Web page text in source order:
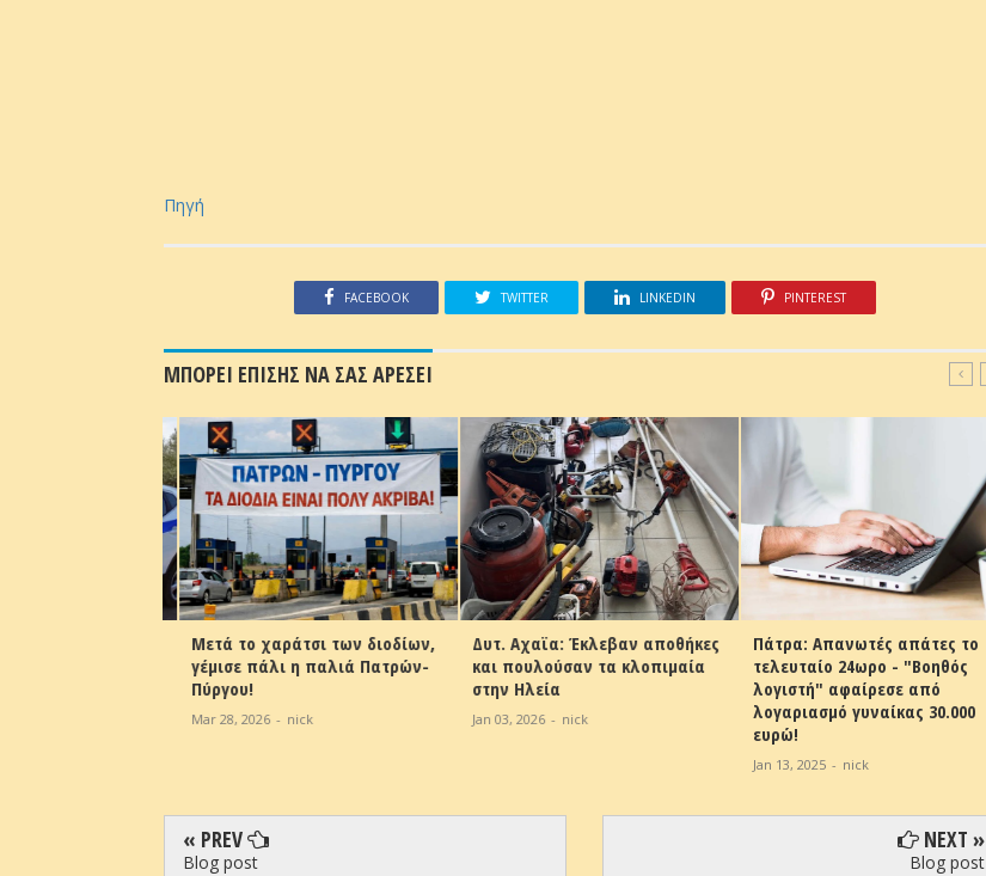
Πηγή
FACEBOOK TWITTER LINKEDIN PINTEREST
ΜΠΟΡΕΙ ΕΠΙΣΗΣ ΝΑ ΣΑΣ ΑΡΕΣΕΙ
Μετά το χαράτσι των διοδίων,
γέμισε πάλι η παλιά Πατρών-
Πύργου!
Mar 28, 2026 - nick
Δυτ. Αχαϊα: Έκλεβαν αποθήκες
και πουλούσαν τα κλοπιμαία
στην Ηλεία
Jan 03, 2026 - nick
Πάτρα: Απανωτές απάτες το
τελευταίο 24ωρο - "Βοηθός
λογιστή" αφαίρεσε από
λογαριασμό γυναίκας 30.000
ευρώ!
Jan 13, 2025 - nick
« PREV
Blog post
NEXT »
Blog post